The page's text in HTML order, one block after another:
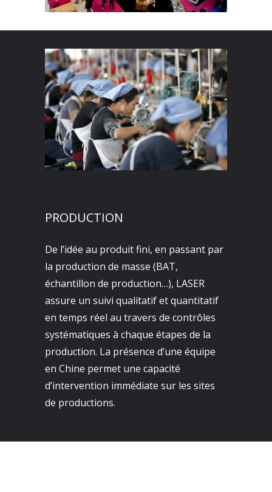
PRODUCTION
De l’idée au produit fini, en passant par
la production de masse (BAT,
échantillon de production…), LASER
assure un suivi qualitatif et quantitatif
en temps réel au travers de contrôles
systématiques à chaque étapes de la
production. La présence d’une équipe
en Chine permet une capacité
d’intervention immédiate sur les sites
de productions.